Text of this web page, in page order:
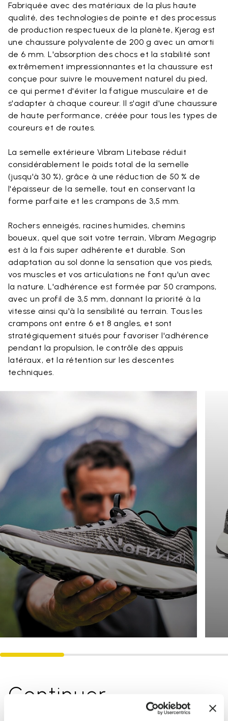
Fabriquée avec des matériaux de la plus haute
qualité, des technologies de pointe et des processus
de production respectueux de la planète, Kjerag est
une chaussure polyvalente de 200 g avec un amorti
de 6 mm. L'absorption des chocs et la stabilité sont
extrêmement impressionnantes et la chaussure est
conçue pour suivre le mouvement naturel du pied,
ce qui permet d'éviter la fatigue musculaire et de
s'adapter à chaque coureur. Il s'agit d'une chaussure
de haute performance, créée pour tous les types de
coureurs et de routes.
La semelle extérieure Vibram Litebase réduit
considérablement le poids total de la semelle
(jusqu'à 30 %), grâce à une réduction de 50 % de
l'épaisseur de la semelle, tout en conservant la
forme parfaite et les crampons de 3,5 mm.
Rochers enneigés, racines humides, chemins
boueux, quel que soit votre terrain, Vibram Megagrip
est à la fois super adhérente et durable. Son
adaptation au sol donne la sensation que vos pieds,
vos muscles et vos articulations ne font qu'un avec
la nature. L'adhérence est formée par 50 crampons,
avec un profil de 3,5 mm, donnant la priorité à la
vitesse ainsi qu'à la sensibilité au terrain. Tous les
crampons ont entre 6 et 8 angles, et sont
stratégiquement situés pour favoriser l'adhérence
pendant la propulsion, le contrôle des appuis
latéraux, et la rétention sur les descentes
techniques.
Continuer